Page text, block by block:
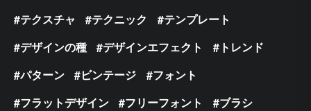
テクスチャ
テクニック
テンプレート
デザインの種
デザインエフェクト
トレンド
パターン
ビンテージ
フォント
フラットデザイン
フリーフォント
ブラシ